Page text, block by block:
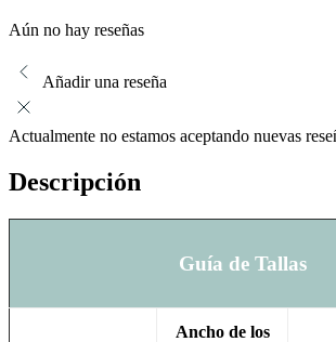
Aún no hay reseñas
Añadir una reseña
Actualmente no estamos aceptando nuevas
Descripción
Guía de Tallas
Ancho de los